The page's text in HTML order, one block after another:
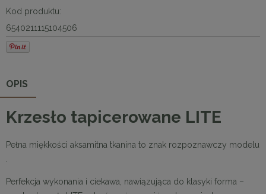
Kod produktu:
6540211115104506
OPIS
Krzesło tapicerowane LITE
Pełna miękkości aksamitna tkanina to znak rozpoznawczy modelu
.
Perfekcja wykonania i ciekawa, nawiązująca do klasyki forma –